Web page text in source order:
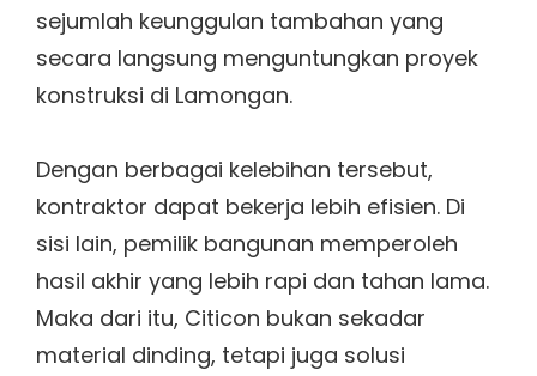
sejumlah keunggulan tambahan yang
secara langsung menguntungkan proyek
konstruksi di Lamongan.
Dengan berbagai kelebihan tersebut,
kontraktor dapat bekerja lebih efisien. Di
sisi lain, pemilik bangunan memperoleh
hasil akhir yang lebih rapi dan tahan lama.
Maka dari itu, Citicon bukan sekadar
material dinding, tetapi juga solusi